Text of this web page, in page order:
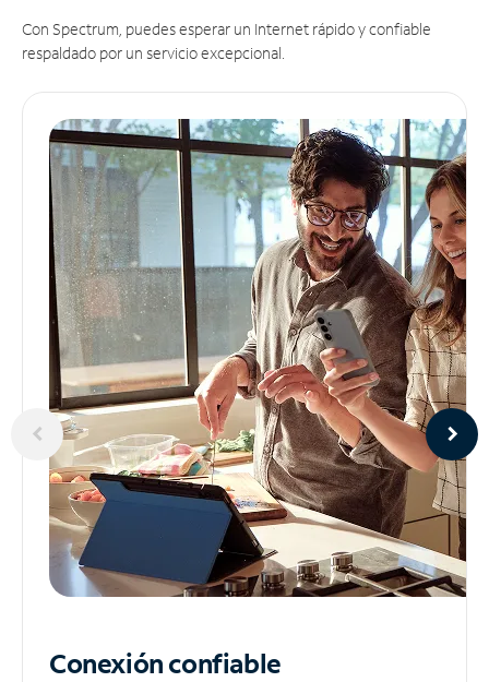
Con Spectrum, puedes esperar un Internet rápido y confiable
respaldado por un servicio excepcional.
Conexión confiable